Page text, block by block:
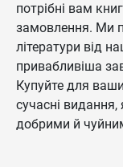
потрібні вам
замовлення. Ми
літератури від
привабливіша
Купуйте для
сучасні
добрими й